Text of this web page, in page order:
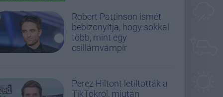
Robert Pattinson ismét
bebizonyítja, hogy sokkal
több, mint egy
csillámvámpír
Perez Hiltont letiltották a
TikTokról, miután